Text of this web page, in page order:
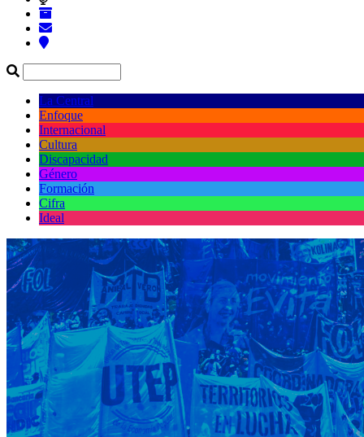
La Central
Enfoque
Internacional
Cultura
Discapacidad
Género
Formación
Cifra
Ideal